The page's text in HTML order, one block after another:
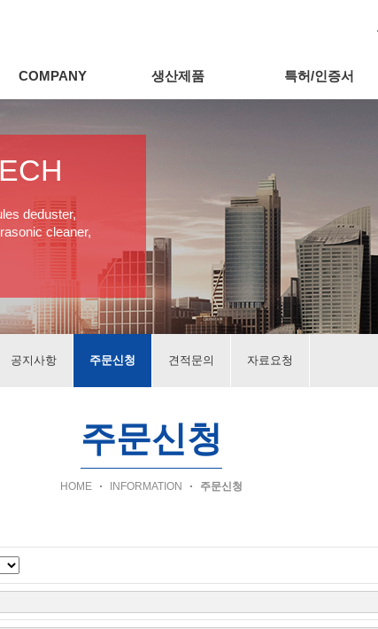
COMPANY 생산제품 특허/인증서
deduster,
cleaner,
공지사항 주문신청 견적문의 자료요청
주문신청
HOME INFORMATION 주문신청